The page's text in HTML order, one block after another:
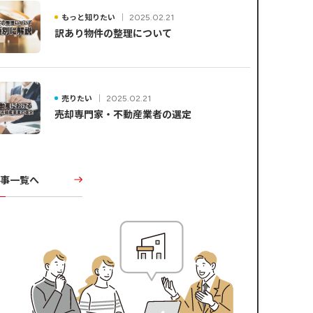
もっと知りたい 2025.02.21
訳あり物件の整理について
売りたい 2025.02.21
売却専門家・不動産業者の選定
一覧へ